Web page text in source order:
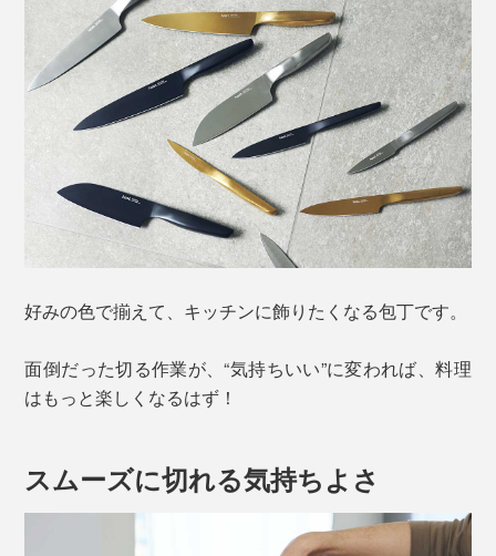
好みの色で揃えて、キッチンに飾りたくなる包丁です。
面倒だった切る作業が、“気持ちいい”に変われば、料理
はもっと楽しくなるはず！
スムーズに切れる気持ちよさ